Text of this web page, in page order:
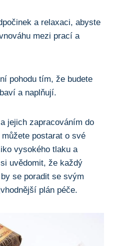
a relaxaci,⁣ abyste
​mezi ​prací a
pohodu⁣ tím, že ‌budete‍
a naplňují.
jejich⁣ zapracováním do
postarat o své
vysokého tlaku a
uvědomit, že každý
se poradit se svým
plán péče.